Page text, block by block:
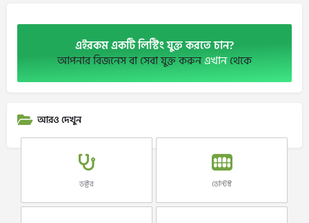
এইরকম একটি লিস্টিং যুক্ত করতে চান?
আপনার বিজনেস বা সেবা যুক্ত করুনএখানথেকে
আরও দেখুন
ডক্টর ডেন্টিস্ট